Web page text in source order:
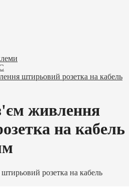
штирьовий розетка на кабель
живлення
на кабель
розетка на кабель